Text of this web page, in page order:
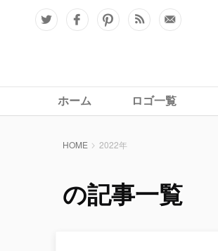
ホーム ロゴ一覧
HOME 2022年
の記事一覧